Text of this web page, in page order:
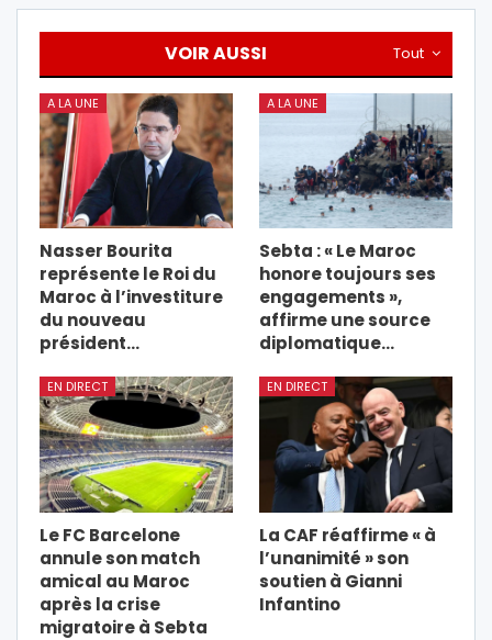
Tout
VOIR AUSSI
A LA UNE
Nasser Bourita
représente le Roi du
Maroc à l’investiture
du nouveau
président…
A LA UNE
Sebta : « Le Maroc
honore toujours ses
engagements »,
affirme une source
diplomatique…
EN DIRECT
Le FC Barcelone
annule son match
amical au Maroc
après la crise
migratoire à Sebta
EN DIRECT
La CAF réaffirme « à
l’unanimité » son
soutien à Gianni
Infantino